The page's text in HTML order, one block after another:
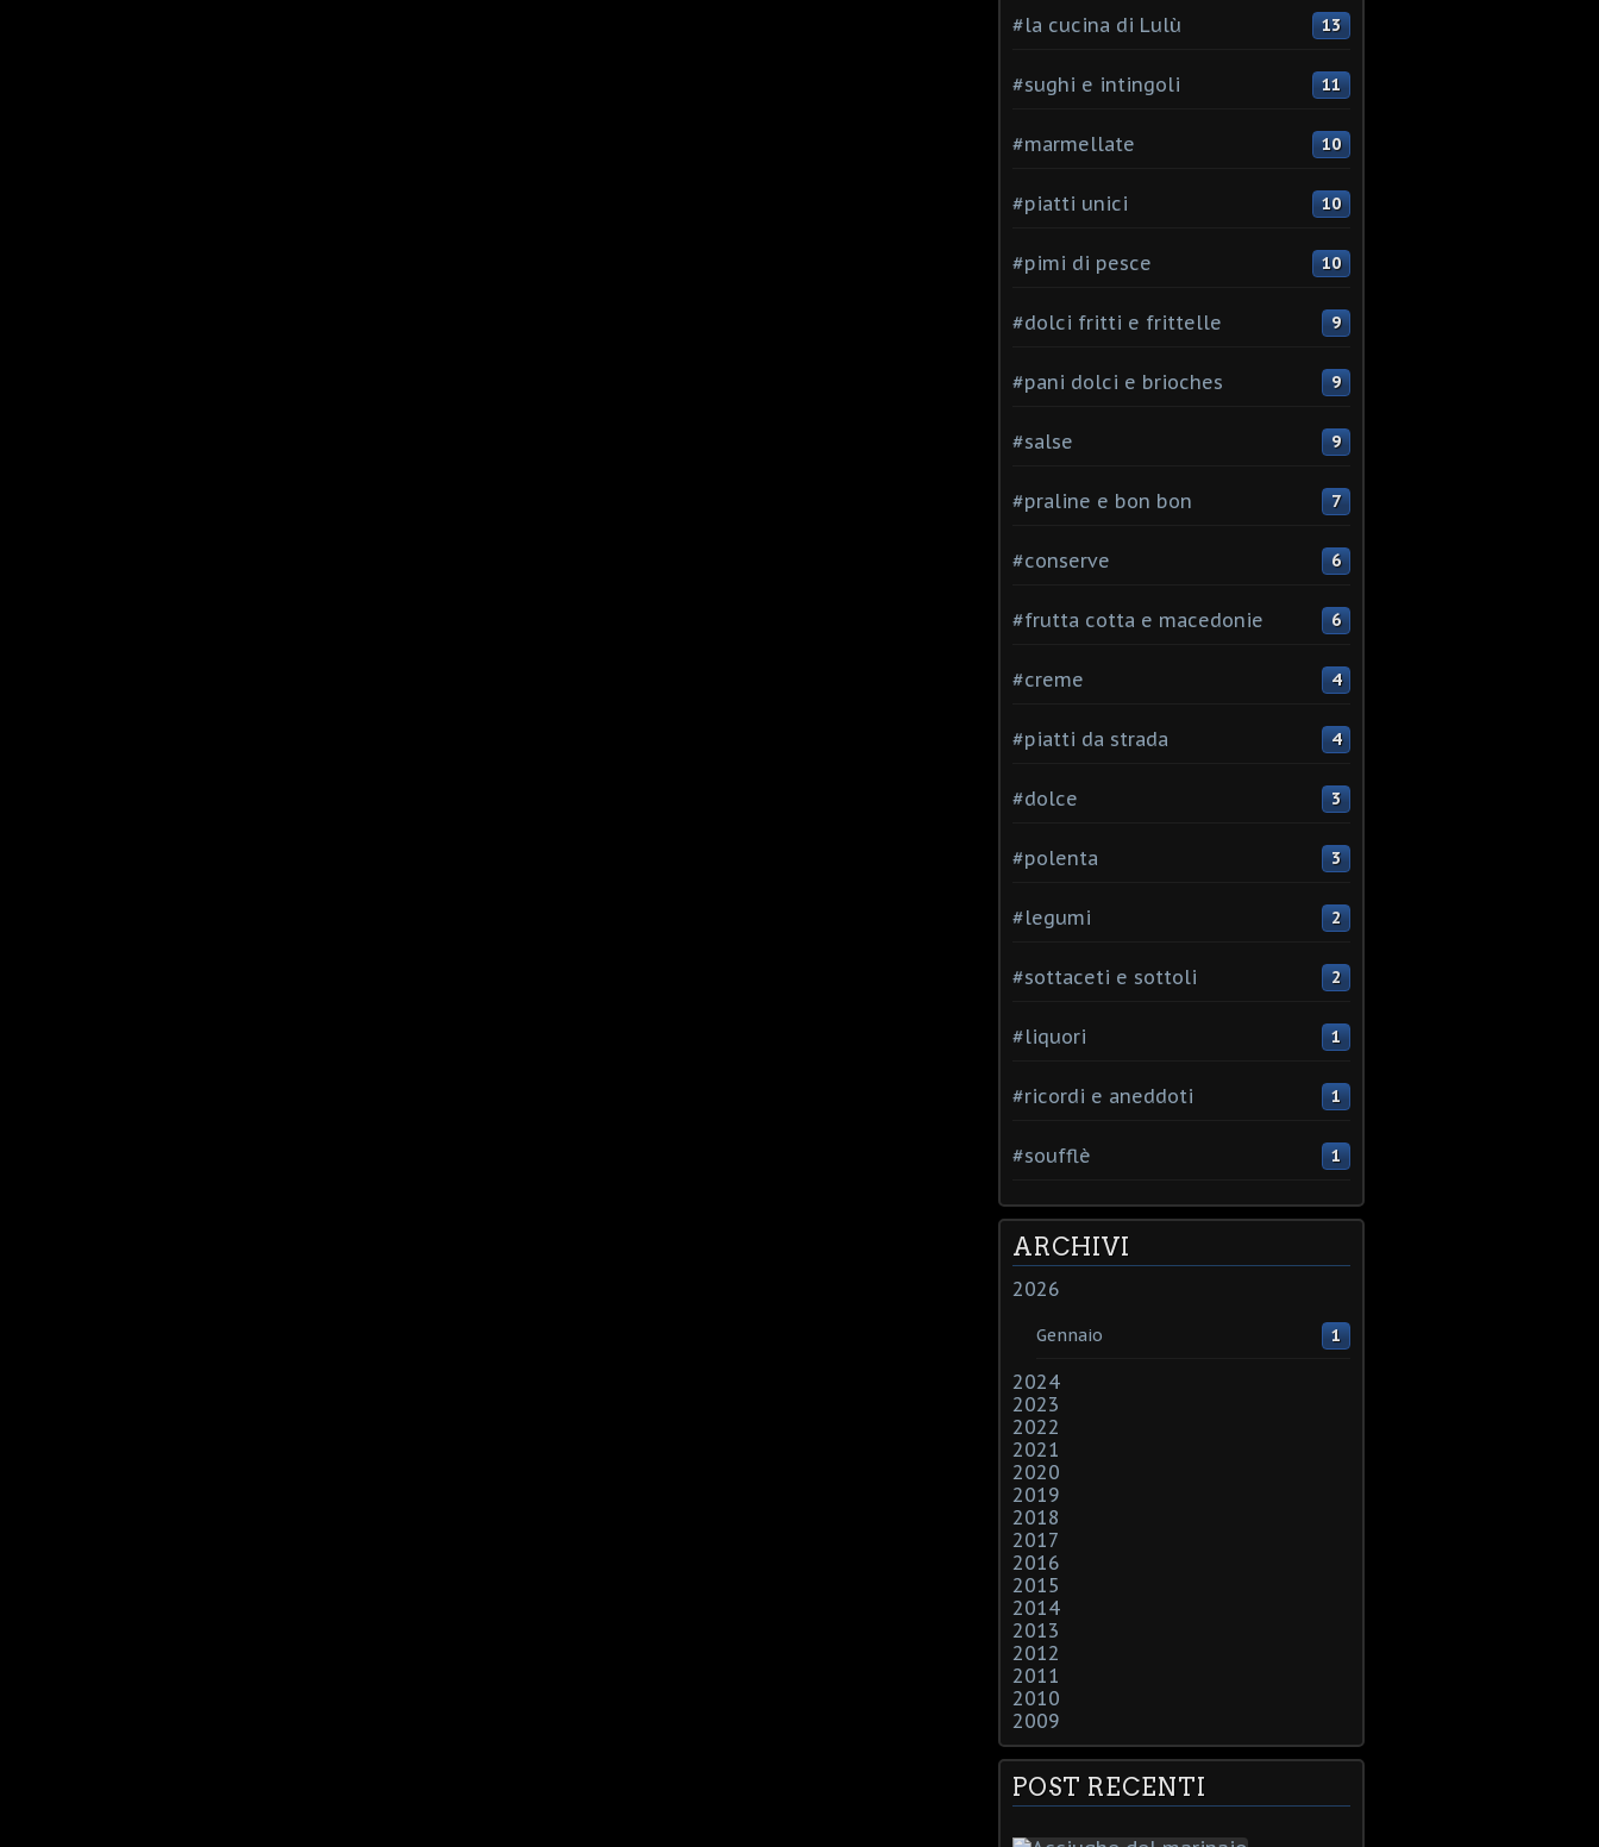
#la cucina di Lulù 13
#sughi e intingoli 11
#marmellate 10
#piatti unici 10
#pimi di pesce 10
#dolci fritti e frittelle 9
#pani dolci e brioches 9
#salse 9
#praline e bon bon 7
#conserve 6
#frutta cotta e macedonie 6
#creme 4
#piatti da strada 4
#dolce 3
#polenta 3
#legumi 2
#sottaceti e sottoli 2
#liquori 1
#ricordi e aneddoti 1
#soufflè 1
ARCHIVI
2026
Gennaio 1
2024
2023
2022
2021
2020
2019
2018
2017
2016
2015
2014
2013
2012
2011
2010
2009
POST RECENTI